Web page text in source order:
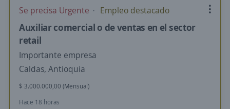
Se precisa Urgente Empleo destacado
Auxiliar comercial o de ventas en el sector
retail
Importante empresa
Caldas, Antioquia
$ 3.000.000,00 (Mensual)
Hace 18 horas